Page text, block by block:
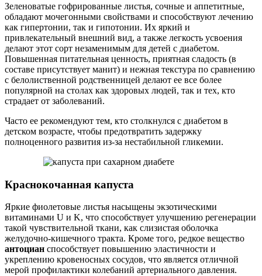
Зеленоватые гофрированные листья, сочные и аппетитные,
обладают мочегонными свойствами и способствуют лечению
как гипертонии, так и гипотонии. Их яркий и
привлекательный внешний вид, а также легкость усвоения
делают этот сорт незаменимым для детей с диабетом.
Повышенная питательная ценность, приятная сладость (в
составе присутствует манит) и нежная текстура по сравнению
с белолиственной родственницей делают ее все более
популярной на столах как здоровых людей, так и тех, кто
страдает от заболеваний.
Часто ее рекомендуют тем, кто столкнулся с диабетом в
детском возрасте, чтобы предотвратить задержку
полноценного развития из-за нестабильной гликемии.
Краснокочанная капуста
Яркие фиолетовые листья насыщены экзотическими
витаминами U и K, что способствует улучшению регенерации
такой чувствительной ткани, как слизистая оболочка
желудочно-кишечного тракта. Кроме того, редкое вещество
антоциан способствует повышению эластичности и
укреплению кровеносных сосудов, что является отличной
мерой профилактики колебаний артериального давления.